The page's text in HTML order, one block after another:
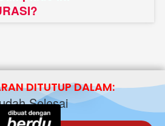
DITUTUP DALAM:
Selesai